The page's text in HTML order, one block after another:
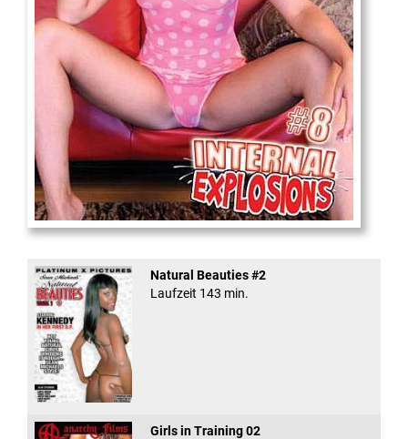
Internal Explosionen
Natural Beauties #2
Laufzeit 143 min.
Girls in Training 02